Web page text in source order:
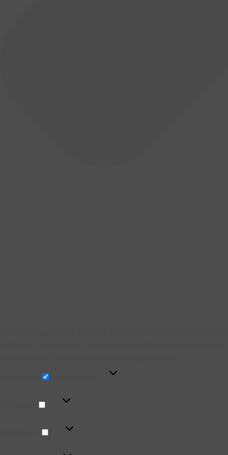
Vorlieben
Statistiken
Marketing